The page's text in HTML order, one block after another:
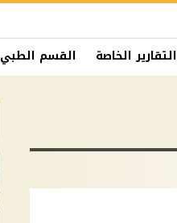
التقارير الخاصة القسم الطبي